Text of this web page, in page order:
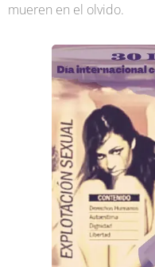
mueren en el olvido.